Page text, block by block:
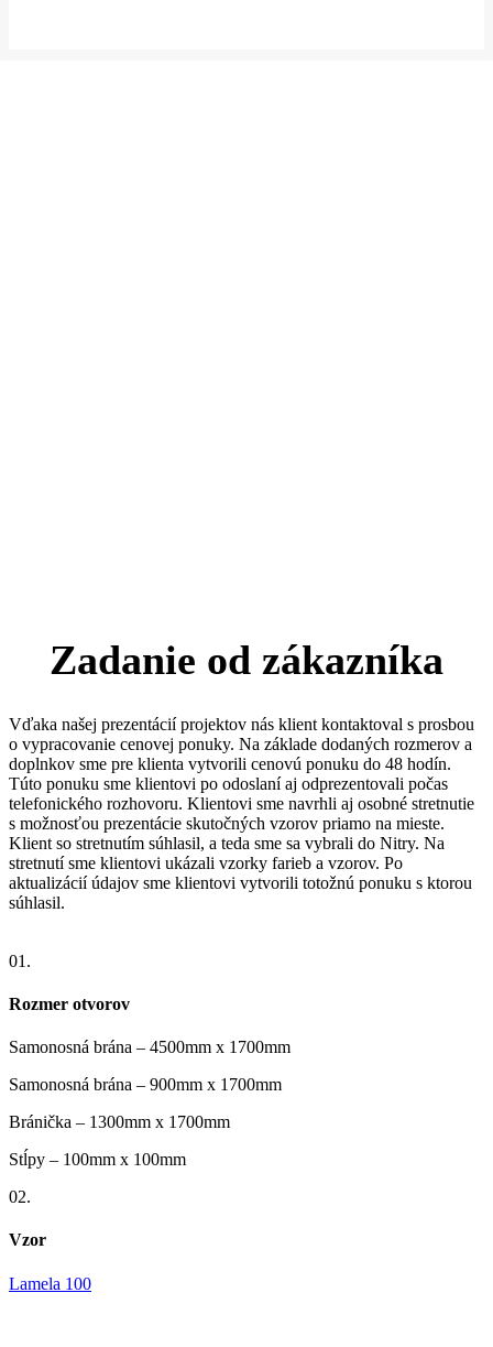
Zadanie od zákazníka
Vďaka našej prezentácií projektov nás klient kontaktoval s prosbou
o vypracovanie cenovej ponuky. Na základe dodaných rozmerov a
doplnkov sme pre klienta vytvorili cenovú ponuku do 48 hodín.
Túto ponuku sme klientovi po odoslaní aj odprezentovali počas
telefonického rozhovoru. Klientovi sme navrhli aj osobné stretnutie
s možnosťou prezentácie skutočných vzorov priamo na mieste.
Klient so stretnutím súhlasil, a teda sme sa vybrali do Nitry. Na
stretnutí sme klientovi ukázali vzorky farieb a vzorov. Po
aktualizácií údajov sme klientovi vytvorili totožnú ponuku s ktorou
súhlasil.
01.
Rozmer otvorov
Samonosná brána – 4500mm x 1700mm
Samonosná brána – 900mm x 1700mm
Bránička – 1300mm x 1700mm
Stĺpy – 100mm x 100mm
02.
Vzor
Lamela 100